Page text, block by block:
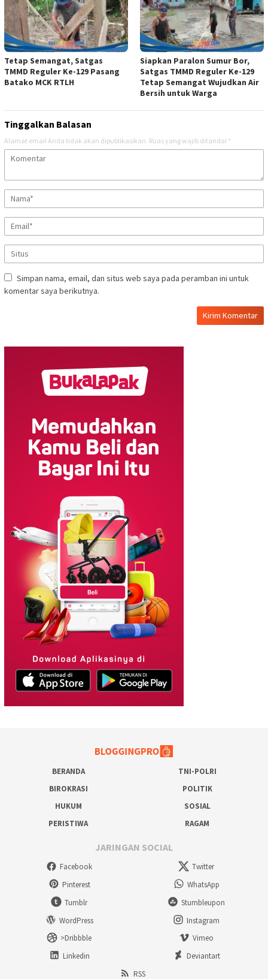
Tetap Semangat, Satgas
TMMD Reguler Ke-129 Pasang
Batako MCK RTLH
Siapkan Paralon Sumur Bor,
Satgas TMMD Reguler Ke-129
Tetap Semangat Wujudkan Air
Bersih untuk Warga
Tinggalkan Balasan
Alamat email Anda tidak akan dipublikasikan. Ruas yang wajib ditandai *
Simpan nama, email, dan situs web saya pada peramban ini untuk
komentar saya berikutnya.
BERANDA
TNI-POLRI
BIROKRASI
POLITIK
HUKUM
SOSIAL
PERISTIWA
RAGAM
JARINGAN SOCIAL
Facebook
Twitter
Pinterest
WhatsApp
Tumblr
Stumbleupon
WordPress
Instagram
>Dribbble
Vimeo
Linkedin
Deviantart
RSS